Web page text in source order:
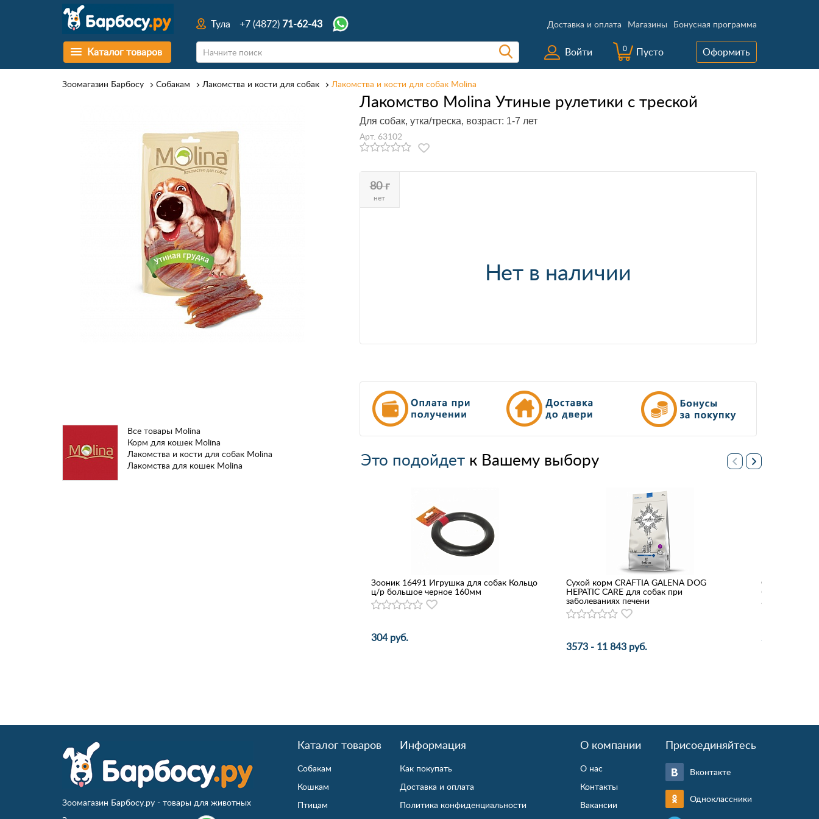
Тула +7 (4872) 71-62-43 Доставка и оплата Магазины Бонусная программа
Каталог товаров Войти 0 Пусто Оформить
Зоомагазин Барбосу Собакам Лакомства и кости для собак Лакомства и кости для собак Molina
Лакомство Molina Утиные рулетики с треской
Для собак, утка/треска, возраст: 1-7 лет
Арт. 63102
80 г
нет
Нет в наличии
Все товары Molina
Корм для кошек Molina
Лакомства и кости для собак Molina
Лакомства для кошек Molina
Это подойдетк Вашему выбору
Зооник 16491 Игрушка для собак Кольцо
ц/р большое черное 160мм
304 руб.
Сухой корм CRAFTIA GALENA DOG
HEPATIC CARE для собак при
заболеваниях печени
3573 - 11 843 руб.
Сухой корм
бережная
2 109 руб.
Зоомагазин Барбосу.ру - товары для животных
Каталог товаров
Собакам
Кошкам
Птицам
Информация
Как покупать
Доставка и оплата
Политика конфиденциальности
О компании
О нас
Контакты
Вакансии
Присоединяйтесь
Вконтакте
Одноклассники